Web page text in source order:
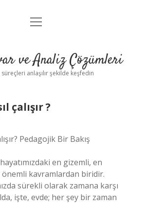
Anasayfa
Yasal Uyarı
menüyü
ve Analiz Çözümleri
anlaşılır şekilde keşfedin
çalışır ?
Pedagojik Bir Bakış
en gizemli, en
önemli kavramlardan biridir.
sürekli olarak zamana karşı
işte, evde; her şey bir zaman